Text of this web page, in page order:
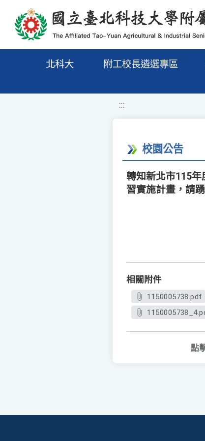
移至網頁之主要內容區位置
北科大 附工校長遴選專區
:::
校園公告
轉知新北市115
習實施計畫，請
相關附件
1150005738.pdf
點